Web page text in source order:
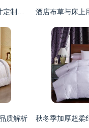
质解析